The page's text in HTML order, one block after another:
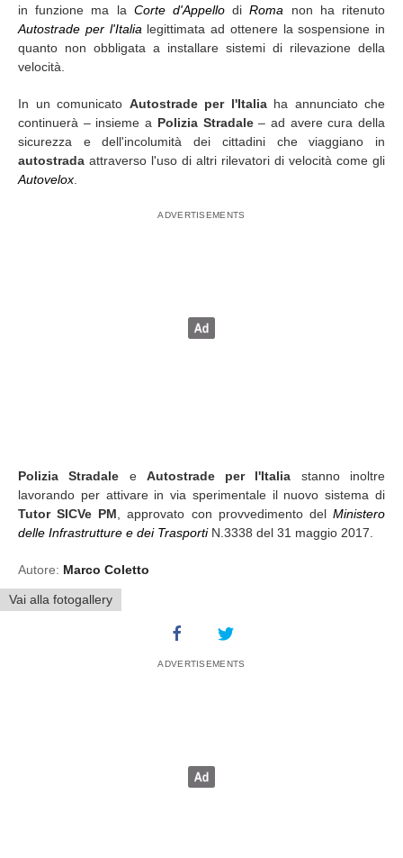
in funzione ma la Corte d'Appello diRoma non ha ritenuto
Autostrade per l'Italia legittimata ad ottenere la sospensione in
quanto non obbligata a installare sistemi di rilevazione della
velocità.
In un comunicato Autostrade per l'Italia ha annunciato che
continuerà – insieme a Polizia Stradale– ad avere cura della
sicurezza e dell'incolumità dei cittadini che viaggiano in
autostrada attraverso l'uso di altri rilevatori di velocità come gli
Autovelox
Polizia Stradale e Autostrade per l'Italia stanno inoltre
lavorando per attivare in via sperimentale il nuovo sistema di
Tutor SICVe PM , approvato con provvedimento delMinistero
delle Infrastrutture e dei Trasporti N.3338 del 31 maggio 2017.
Autore: Marco Coletto
Vai alla fotogallery